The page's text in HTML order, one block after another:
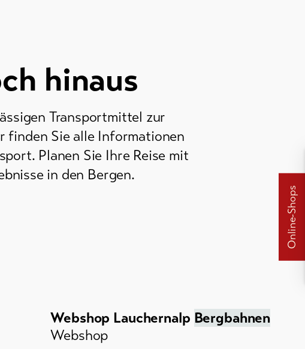
Online-Shops
hinaus
Transportmittel zur
finden Sie alle Informationen
Planen Sie Ihre Reise mit
in den Bergen.
Webshop Lauchernalp Bergbahnen
Webshop